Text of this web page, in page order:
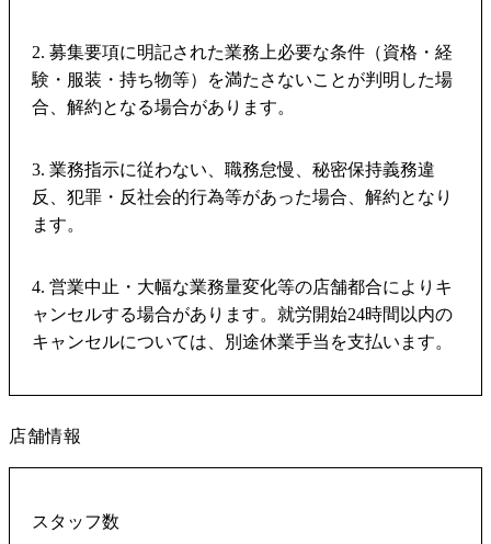
2. 募集要項に明記された業務上必要な条件（資格・経
験・服装・持ち物等）を満たさないことが判明した場
合、解約となる場合があります。
3. 業務指示に従わない、職務怠慢、秘密保持義務違
反、犯罪・反社会的行為等があった場合、解約となり
ます。
4. 営業中止・大幅な業務量変化等の店舗都合によりキ
ャンセルする場合があります。就労開始24時間以内の
キャンセルについては、別途休業手当を支払います。
店舗情報
スタッフ数